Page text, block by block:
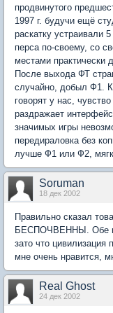
продвинутого
1997 г. будучи ещё
раскатку устраивали
перса по-своему, со
местами практически
После выхода ФТ
случайно, добыл Ф1.
говорят у нас,
раздражает
значимых игры
передираловка без
лучше Ф1 или Ф2,
Soruman
18 дек 2002
Правильно сказал
БЕСПОЧВЕННЫ. Обе
зато что
мне очень нравится,
Real Ghost
24 дек 2002